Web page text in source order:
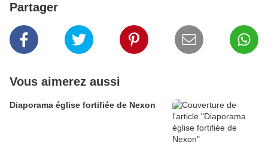
Partager
Vous aimerez aussi
Diaporama église fortifiée de Nexon